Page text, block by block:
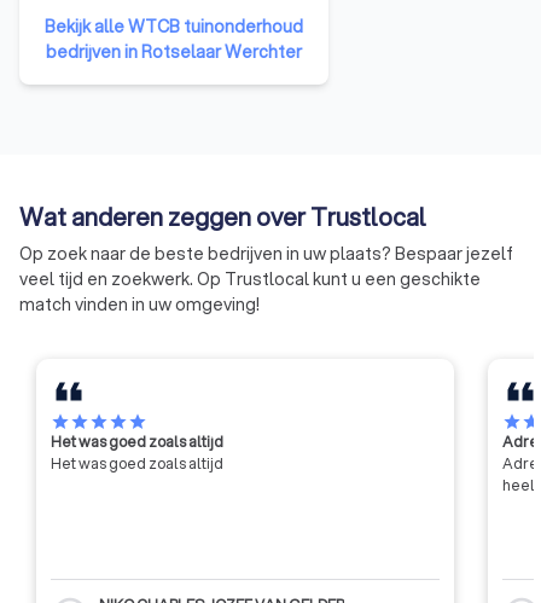
in 1960 om het toegepaste
onderzoek in de industrie te
bevorderen en zo het
concurrentievermogen te
verlenen van technische
voorlichting, bijstand en advies
aan zijn leden, en het bijdragen
tot de algemene innovatie en
ontwikkeling in de bouwsector,
van de industrie en de overheid.
Bekijk alle WTCB tuinonderhoud
bedrijven in Rotselaar Werchter
Wat anderen zeggen over Trustlocal
Op zoek naar de beste bedrijven in uw plaats? Bespaar jezelf
veel tijd en zoekwerk. Op Trustlocal kunt u een geschikte
match vinden in uw omgeving!
starstarstarstarstar
Het was goed zoals altijd
Het was goed zoals altijd
starstar
heel